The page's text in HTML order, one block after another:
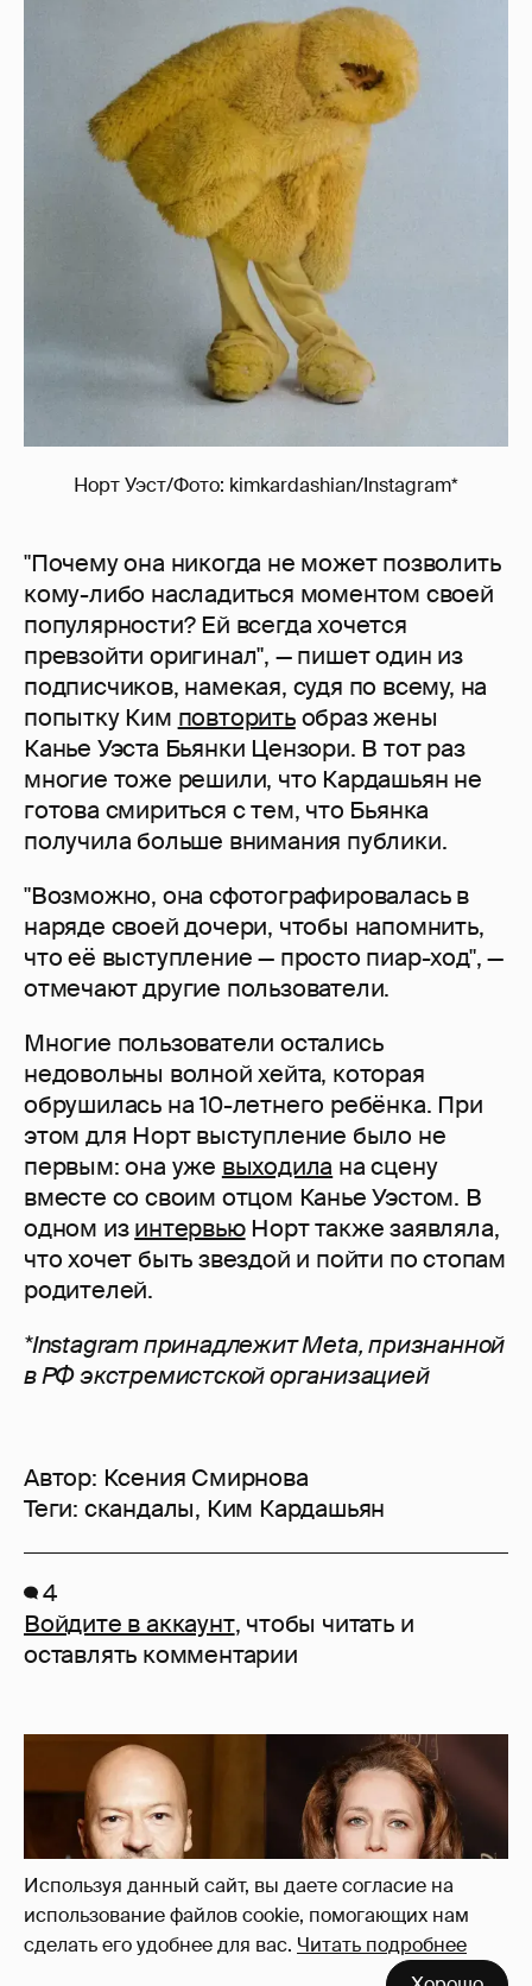
Используя данный сайт, вы даете согласие на
использование файлов cookie, помогающих нам
сделать его удобнее для вас. Читать подробнее
Норт Уэст/Фото: kimkardashian/Instagram*
"Почему она никогда не может позволить
кому-либо насладиться моментом своей
популярности? Ей всегда хочется
превзойти оригинал", — пишет один из
подписчиков, намекая, судя по всему, на
попытку Ким повторитьобраз жены
Канье Уэста Бьянки Цензори. В тот раз
многие тоже решили, что Кардашьян не
готова смириться с тем, что Бьянка
получила больше внимания публики.
"Возможно, она сфотографировалась в
наряде своей дочери, чтобы напомнить,
что её выступление — просто пиар-ход", —
отмечают другие пользователи.
Многие пользователи остались
недовольны волной хейта, которая
обрушилась на 10-летнего ребёнка. При
этом для Норт выступление было не
первым: она уже выходила на сцену
вместе со своим отцом Канье Уэстом. В
одном изинтервьюНорт также заявляла,
что хочет быть звездой и пойти по стопам
родителей.
*Instagram принадлежит Meta, признанной
в РФ экстремистской организацией
Автор: Ксения Смирнова
Теги: скандалы, Ким Кардашьян
4
Войдите в аккаунт, чтобы читать и
оставлять комментарии